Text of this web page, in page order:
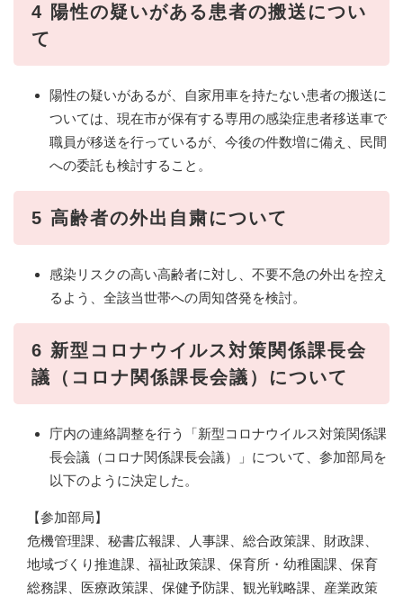
4 陽性の疑いがある患者の搬送につい
て
陽性の疑いがあるが、自家用車を持たない患者の搬送に
ついては、現在市が保有する専用の感染症患者移送車で
職員が移送を行っているが、今後の件数増に備え、民間
への委託も検討すること。
5 高齢者の外出自粛について
感染リスクの高い高齢者に対し、不要不急の外出を控え
るよう、全該当世帯への周知啓発を検討。
6 新型コロナウイルス対策関係課長会
議（コロナ関係課長会議）について
庁内の連絡調整を行う「新型コロナウイルス対策関係課
長会議（コロナ関係課長会議）」について、参加部局を
以下のように決定した。
【参加部局】
危機管理課、秘書広報課、人事課、総合政策課、財政課、
地域づくり推進課、福祉政策課、保育所・幼稚園課、保育
総務課、医療政策課、保健予防課、観光戦略課、産業政策